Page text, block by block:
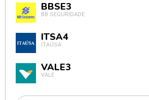
BBSE3
BB SEGURIDADE
ITSA4
ITAÚSA
VALE3
VALE